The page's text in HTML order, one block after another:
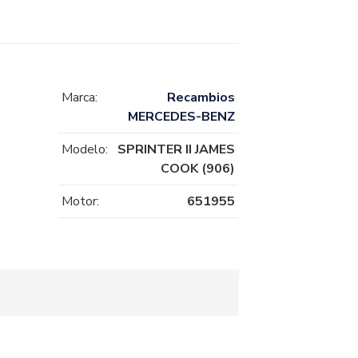
Marca:
Recambios
MERCEDES-BENZ
Modelo:
SPRINTER II JAMES
COOK (906)
Motor:
651955